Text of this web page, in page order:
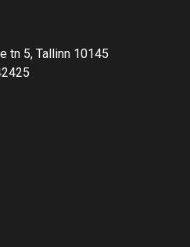
tn 5, Tallinn 10145